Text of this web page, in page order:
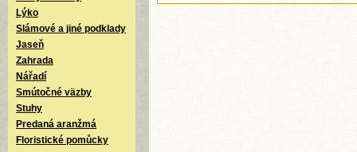
Lýko
Slámové a jiné podklady
Jaseň
Zahrada
Nářadí
Smútočné väzby
Stuhy
Predaná aranžmá
Floristické pomůcky